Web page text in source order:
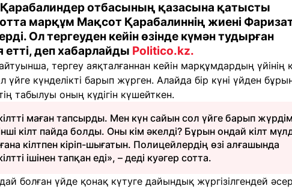
отбасының қазасына қатысты
марқұм Мақсот Қарабалиннің жиені
Ол тергеуден кейін өзінде күмән тудырған
деп хабарлайды Politico.kz.
тергеу аяқталғаннан кейін марқұмдардың үйінің
үйге күнделікті барып жүрген. Алайда бір күні үйден
табылуы оның күдігін күшейткен.
маған тапсырды. Мен күн сайын сол үйге барып
кілт пайда болды. Оны кім әкелді? Бұрын ондай кілт
кілтпен кіріп-шығатын. Полицейлердің өзі алғашында
ішінен тапқан еді», – деді куәгер сотта.
болған үйде қонақ күтуге дайындық жүргізілгендей әсер